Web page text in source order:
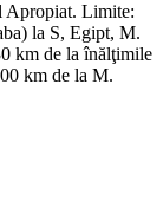
Apropiat. Limite:
la S, Egipt, M.
km de la înălţimile
km de la M.